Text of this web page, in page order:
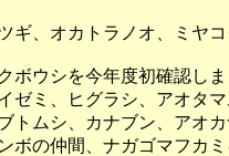
ギ、オカトラノオ、ミヤ
ボウシを今年度初確認し
ミ、ヒグラシ、アオタマ
ムシ、カナブン、アオカ
の仲間、ナガゴマフカミ